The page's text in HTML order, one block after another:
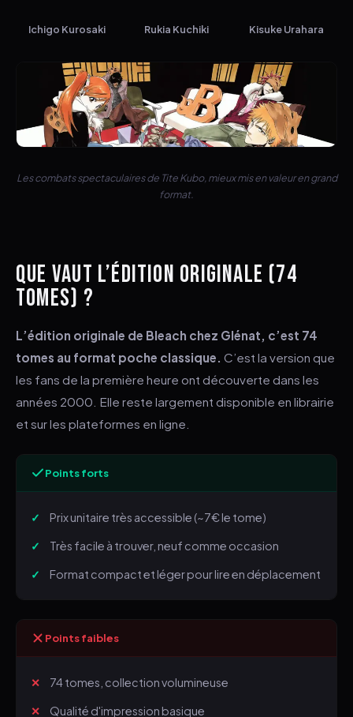
ESC
Ichigo Kurosaki Rukia Kuchiki Kisuke Urahara
Les combats spectaculaires de Tite Kubo, mieux mis en valeur en grand
format.
QUE VAUT L’ÉDITION ORIGINALE (74
TOMES) ?
L’édition originale de Bleach chez Glénat, c’est 74
tomes au format poche classique. C’est la version que
les fans de la première heure ont découverte dans les
années 2000. Elle reste largement disponible en librairie
et sur les plateformes en ligne.
Points forts
Prix unitaire très accessible (~7€ le tome)
Très facile à trouver, neuf comme occasion
Format compact et léger pour lire en déplacement
Points faibles
74 tomes, collection volumineuse
Qualité d'impression basique